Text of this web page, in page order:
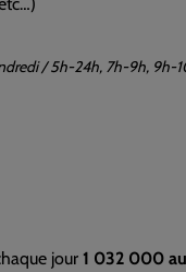
/ 5h-24h, 7h-9h, 9h-
jour 1 032 000